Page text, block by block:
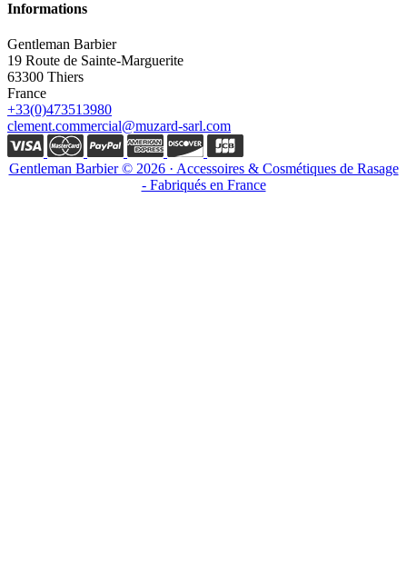
Informations
Gentleman Barbier
19 Route de Sainte-Marguerite
63300 Thiers
France
+33(0)473513980
clement.commercial@muzard-sarl.com
Gentleman Barbier © 2026 · Accessoires & Cosmétiques de Rasage
- Fabriqués en France